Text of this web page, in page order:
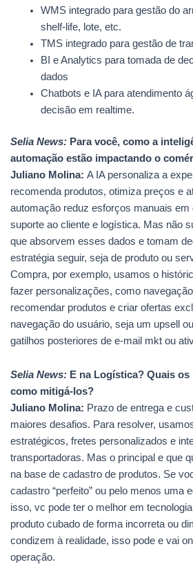
WMS integrado para gestão do
shelf-life, lote, etc.
TMS integrado para gestão de
BI e Analytics para tomada de
dados
Chatbots e IA para atendimento
decisão em realtime.
Selia News: Para você, como a
automação estão impactando o
Juliano Molina: A IA personaliza a
recomenda produtos, otimiza preços e
automação reduz esforços manuais em
suporte ao cliente e logística. Mas não
que absorvem esses dados e tomam
estratégia seguir, seja de produto ou
Compra, por exemplo, usamos o
fazer personalizações, como
recomendar produtos e criar ofertas
navegação do usuário, seja um upsell
gatilhos posteriores de e-mail mkt ou
Selia News: E na Logística? Quais
como mitigá-los?
Juliano Molina: Prazo de entrega e
maiores desafios. Para resolver,
estratégicos, fretes personalizados e
transportadoras. Mas o principal e que
na base de cadastro de produtos. Se
cadastro “perfeito” ou pelo menos uma
isso, vc pode ter o melhor em
produto cubado de forma incorreta ou
condizem à realidade, isso pode e vai
operação.